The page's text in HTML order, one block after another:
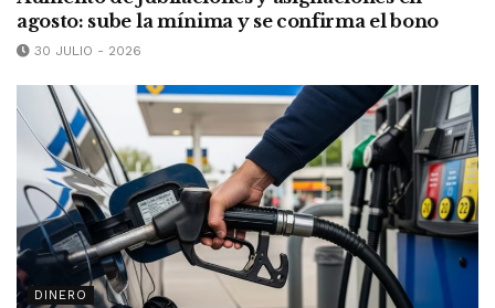
agosto: sube la mínima y se confirma el bono
30 JULIO - 2026
DINERO